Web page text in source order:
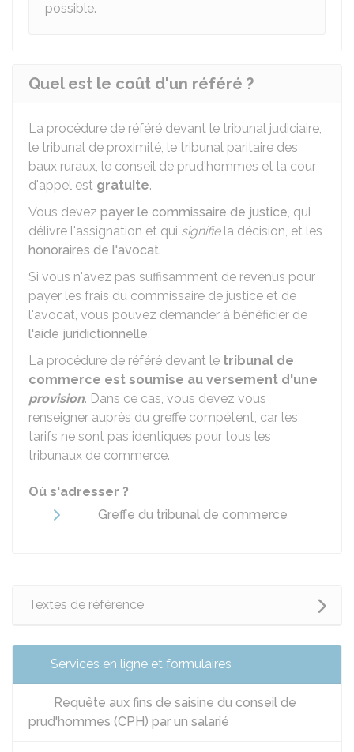
possible.
Quel est le coût d'un référé ?
La procédure de référé devant le tribunal judiciaire,
le tribunal de proximité, le tribunal paritaire des
baux ruraux, le conseil de prud'hommes et la cour
d'appel est gratuite.
Vous devez payer le commissaire de justice, qui
délivre l'assignation et qui signifiela décision, et les
honoraires de l'avocat.
Si vous n'avez pas suffisamment de revenus pour
payer les frais du commissaire de justice et de
l'avocat, vous pouvez demander à bénéficier de
l'aide juridictionnelle.
La procédure de référé devant le tribunal de
commerce est soumise au versement d'une
provision. Dans ce cas, vous devez vous
renseigner auprès du greffe compétent, car les
tarifs ne sont pas identiques pour tous les
tribunaux de commerce.
Où s'adresser ?
Greffe du tribunal de commerce
Textes de référence
Services en ligne et formulaires
Requête aux fins de saisine du conseil de
prud'hommes (CPH) par un salarié